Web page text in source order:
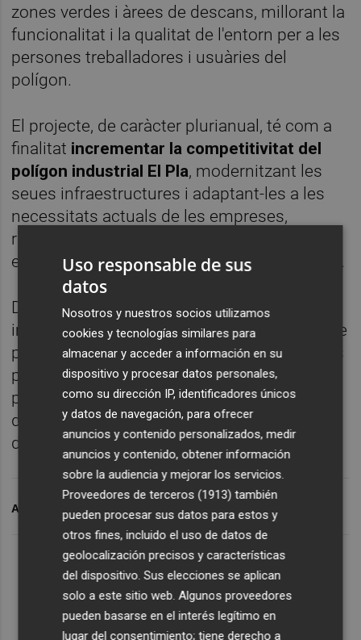
zones verdes i àrees de descans, millorant la
funcionalitat i la qualitat de l'entorn per a les
persones treballadores i usuàries del
polígon.
El projecte, de caràcter plurianual, té com a
finalitat incrementar la competitivitat del
polígon industrial El Pla, modernitzant les
seues infraestructures i adaptant-les a les
necessitats actuals de les empreses,
reforçant així el seu atractiu com a espai
empresarial estratègic per a la ciutat d'Alzira.
Des de l'Ajuntament es destaca la
importància d'esta subvenció de l'IVACE, que
permet continuar avançant en la millora dels
polígons industrials del municipi, apostant
per la seguretat, l'accessibilitat i la qualitat
dels servicis com a elements clau per al
desenrotllament econòmic local.
ARCHIVADO EN
Uso responsable de sus
datos
Nosotros y nuestros socios utilizamos
cookies y tecnologías similares para
almacenar y acceder a información en su
dispositivo y procesar datos personales,
como su dirección IP, identificadores únicos
y datos de navegación, para ofrecer
anuncios y contenido personalizados, medir
anuncios y contenido, obtener información
sobre la audiencia y mejorar los servicios.
Proveedores de terceros (1913) también
pueden procesar sus datos para estos y
otros fines, incluido el uso de datos de
geolocalización precisos y características
del dispositivo. Sus elecciones se aplican
solo a este sitio web. Algunos proveedores
pueden basarse en el interés legítimo en
lugar del consentimiento; tiene derecho a